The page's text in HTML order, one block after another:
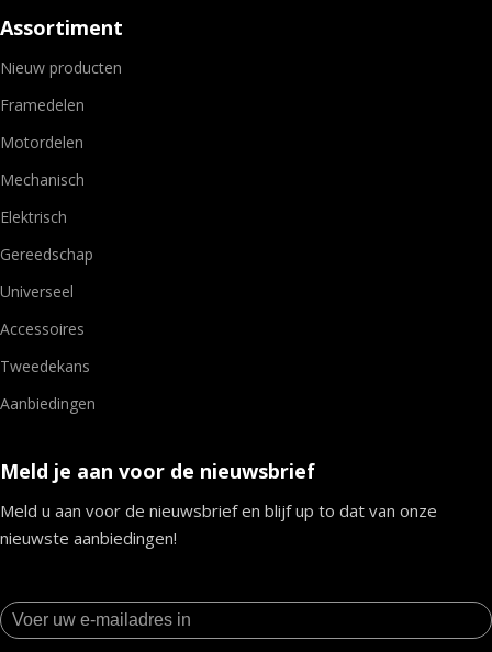
Assortiment
Nieuw producten
Framedelen
Motordelen
Mechanisch
Elektrisch
Gereedschap
Universeel
Accessoires
Tweedekans
Aanbiedingen
Meld je aan voor de nieuwsbrief
Meld u aan voor de nieuwsbrief en blijf up to dat van onze
nieuwste aanbiedingen!